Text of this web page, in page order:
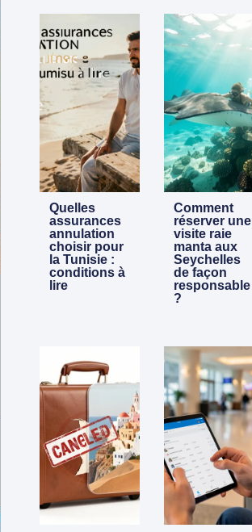
Quelles
assurances
annulation
choisir pour
la Tunisie :
conditions à
lire
Comment
réserver une
visite raie
manta aux
Seychelles
de façon
responsable
?